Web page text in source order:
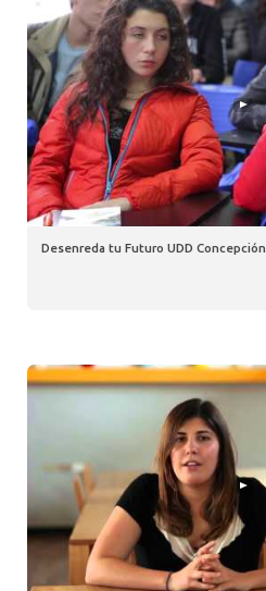
Desenreda tu Futuro UDD Concepción